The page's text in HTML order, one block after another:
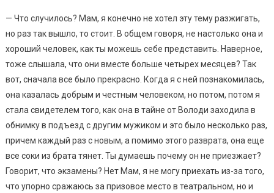
— Что случилось? Мам, я конечно не хотел эту тему разжигать,
но раз так вышло, то стоит. В общем говоря, не настолько она и
хороший человек, как ты можешь себе представить. Наверное,
тоже слышала, что они вместе больше четырех месяцев? Так
вот, сначала все было прекрасно. Когда я с ней познакомилась,
она казалась добрым и честным человеком, но потом, потом я
стала свидетелем того, как она в тайне от Володи заходила в
обнимку в подъезд с другим мужиком и это было несколько раз,
причем каждый раз с новым, а помимо этого разврата, она еще
все соки из брата тянет. Ты думаешь почему он не приезжает?
Говорит, что экзамены? Нет Мам, я не могу приехать из-за того,
что упорно сражаюсь за призовое место в театральном, но и